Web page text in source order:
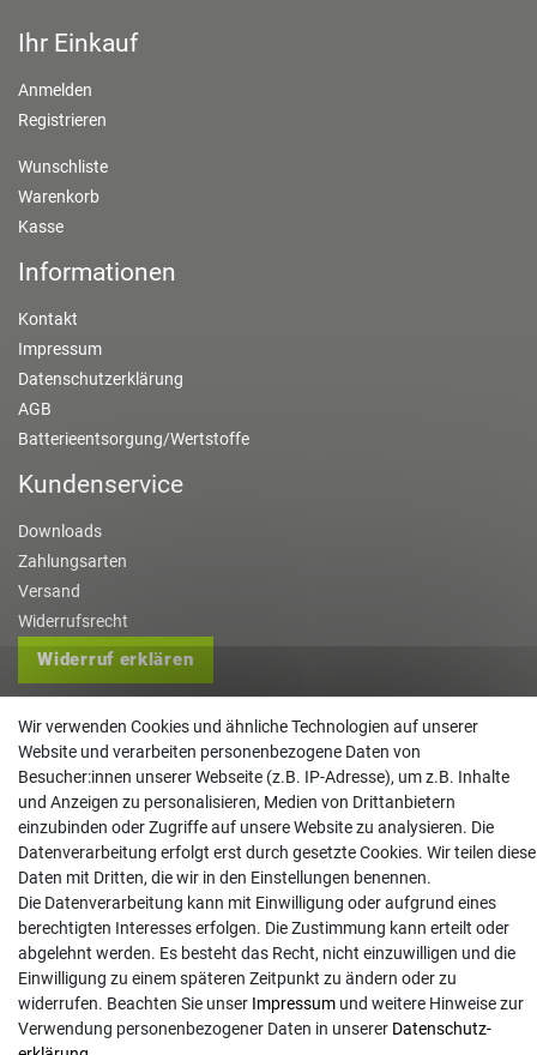
Ihr Einkauf
Anmelden
Registrieren
Wunschliste
Warenkorb
Kasse
Informationen
Kontakt
Impressum
Datenschutzerklärung
AGB
Batterieentsorgung/Wertstoffe
Kundenservice
Downloads
Zahlungsarten
Versand
Widerrufsrecht
Widerruf erklären
Kontakt
info@gartentechnik-hansen.de
Mo. - Do. 08:00 - 17:00 | Fr. 8:00 - 15:00
Anrufe aus dem dt. Festnetz zum Ortstarif, Preise aus dem Mobilfunknetz ggf.
Wir verwenden Cookies und ähnliche Technologien auf unserer
Website und verarbeiten personenbezogene Daten von
Besucher:innen unserer Webseite (z.B. IP-Adresse), um z.B. Inhalte
und Anzeigen zu personalisieren, Medien von Drittanbietern
einzubinden oder Zugriffe auf unsere Website zu analysieren. Die
Datenverarbeitung erfolgt erst durch gesetzte Cookies. Wir teilen diese
Daten mit Dritten, die wir in den Einstellungen benennen.
Die Datenverarbeitung kann mit Einwilligung oder aufgrund eines
berechtigten Interesses erfolgen. Die Zustimmung kann erteilt oder
abgelehnt werden. Es besteht das Recht, nicht einzuwilligen und die
Einwilligung zu einem späteren Zeitpunkt zu ändern oder zu
widerrufen. Beachten Sie unser Impressum und weitere Hinweise zur
Verwendung personenbezogener Daten in unserer Daten­schutz­